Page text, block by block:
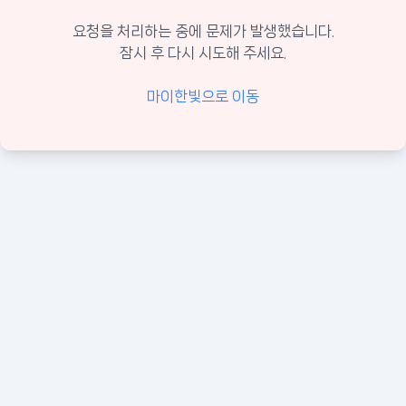
요청을 처리하는 중에 문제가 발생했습니다.
잠시 후 다시 시도해 주세요.
마이한빛으로 이동